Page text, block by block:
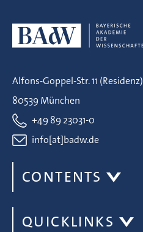
Alfons-Goppel-Str. 11 (Residenz)
80539 München
+49 89 23031-0
info[at]badw.de
CONTENTS
QUICKLINKS